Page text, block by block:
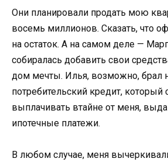
Они планировали продать мою
восемь миллионов. Сказать, что
на остаток. А на самом деле —
собиралась добавить свои
дом мечты. Илья, возможно, брал
потребительский кредит, который
выплачивать втайне от меня,
ипотечные платежи.
В любом случае, меня